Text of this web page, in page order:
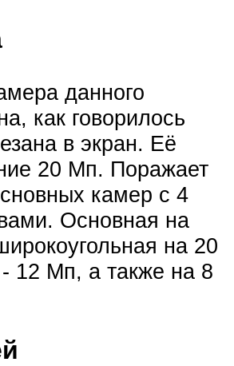
данного
как говорилось
в экран. Её
20 Мп. Поражает
камер с 4
Основная на
на 20
12 Мп, а также на 8